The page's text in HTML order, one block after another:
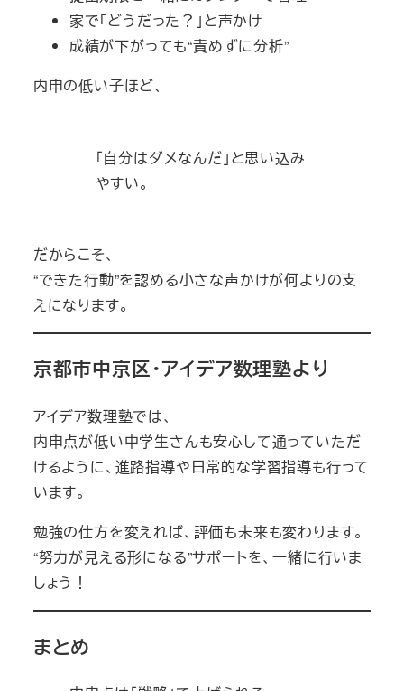
家で「どうだった？」と声かけ
成績が下がっても“責めずに分析”
内申の低い子ほど、
「自分はダメなんだ」と思い込み
やすい。
だからこそ、
“できた行動”を認める小さな声かけが何よりの支
えになります。
京都市中京区・アイデア数理塾より
アイデア数理塾では、
内申点が低い中学生さんも安心して通っていただ
けるように、進路指導や日常的な学習指導も行って
います。
勉強の仕方を変えれば、評価も未来も変わります。
“努力が見える形になる”サポートを、一緒に行いま
しょう！
まとめ